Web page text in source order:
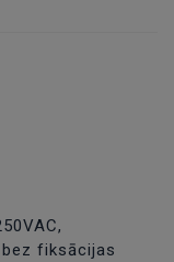
bez fiksācijas